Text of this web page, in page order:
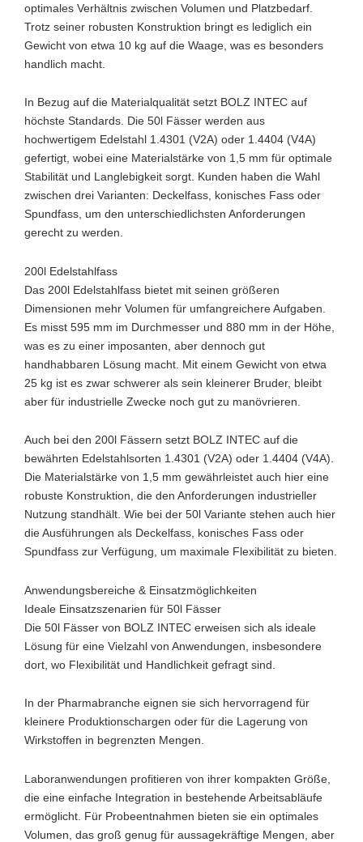
optimales Verhältnis zwischen Volumen und Platzbedarf.
Trotz seiner robusten Konstruktion bringt es lediglich ein
Gewicht von etwa 10 kg auf die Waage, was es besonders
handlich macht.
In Bezug auf die Materialqualität setzt BOLZ INTEC auf
höchste Standards. Die 50l Fässer werden aus
hochwertigem Edelstahl 1.4301 (V2A) oder 1.4404 (V4A)
gefertigt, wobei eine Materialstärke von 1,5 mm für optimale
Stabilität und Langlebigkeit sorgt. Kunden haben die Wahl
zwischen drei Varianten: Deckelfass, konisches Fass oder
Spundfass, um den unterschiedlichsten Anforderungen
gerecht zu werden.
200l Edelstahlfass
Das 200l Edelstahlfass bietet mit seinen größeren
Dimensionen mehr Volumen für umfangreichere Aufgaben.
Es misst 595 mm im Durchmesser und 880 mm in der Höhe,
was es zu einer imposanten, aber dennoch gut
handhabbaren Lösung macht. Mit einem Gewicht von etwa
25 kg ist es zwar schwerer als sein kleinerer Bruder, bleibt
aber für industrielle Zwecke noch gut zu manövrieren.
Auch bei den 200l Fässern setzt BOLZ INTEC auf die
bewährten Edelstahlsorten 1.4301 (V2A) oder 1.4404 (V4A).
Die Materialstärke von 1,5 mm gewährleistet auch hier eine
robuste Konstruktion, die den Anforderungen industrieller
Nutzung standhält. Wie bei der 50l Variante stehen auch hier
die Ausführungen als Deckelfass, konisches Fass oder
Spundfass zur Verfügung, um maximale Flexibilität zu bieten.
Anwendungsbereiche & Einsatzmöglichkeiten
Ideale Einsatzszenarien für 50l Fässer
Die 50l Fässer von BOLZ INTEC erweisen sich als ideale
Lösung für eine Vielzahl von Anwendungen, insbesondere
dort, wo Flexibilität und Handlichkeit gefragt sind.
In der Pharmabranche eignen sie sich hervorragend für
kleinere Produktionschargen oder für die Lagerung von
Wirkstoffen in begrenzten Mengen.
Laboranwendungen profitieren von ihrer kompakten Größe,
die eine einfache Integration in bestehende Arbeitsabläufe
ermöglicht. Für Probeentnahmen bieten sie ein optimales
Volumen, das groß genug für aussagekräftige Mengen, aber